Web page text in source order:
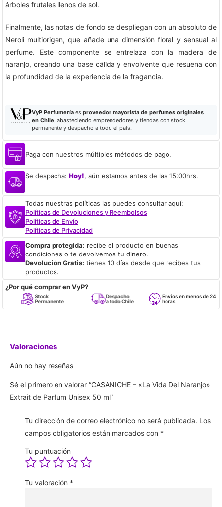
árboles frutales llenos de sol.
Finalmente, las notas de fondo se despliegan con un absoluto de
Neroli multiorigen, que añade una dimensión floral y sensual al
perfume. Este componente se entrelaza con la madera de
naranjo, creando una base cálida y envolvente que resuena con
la profundidad de la experiencia de la fragancia.
VyP Perfumeríaes proveedor mayorista de perfumes originales
en Chile, abasteciendo emprendedores y tiendas con stock
permanente y despacho a todo el país.
Paga con nuestros múltiples métodos de pago.
Se despacha: Hoy!, aún estamos antes de las 15:00hrs.
Todas nuestras políticas las puedes consultar aquí:
Políticas de Devoluciones y Reembolsos
Políticas de Envío
Políticas de Privacidad
Compra protegida: recibe el producto en buenas
condiciones o te devolvemos tu dinero.
Devolución Gratis: tienes 10 días desde que recibes tus
productos.
¿Por qué comprar en VyP?
Stock
Permanente
Despacho
a todo Chile
Envíos en menos de 24
horas
Valoraciones
Aún no hay reseñas
Sé el primero en valorar “CASANICHE – «La Vida Del Naranjo»
Extrait de Parfum Unisex 50 ml”
Tu dirección de correo electrónico no será publicada. Los
campos obligatorios están marcados con *
Tu puntuación
Tu valoración *